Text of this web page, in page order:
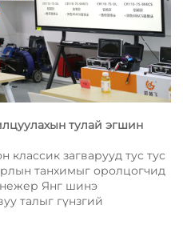
тулай эгшин
классик загварууд тус тус
танхимыг оролцогчид
Янг шинэ
талыг гүнзгий